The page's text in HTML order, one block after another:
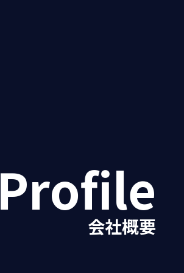
Profile
会社概要